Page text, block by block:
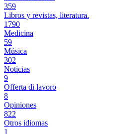
359
Libros y revistas, literatura.
1790
Medicina
59
Música
302
Noticias
9
Offerta di lavoro
8
Opiniones
822
Otros idiomas
1